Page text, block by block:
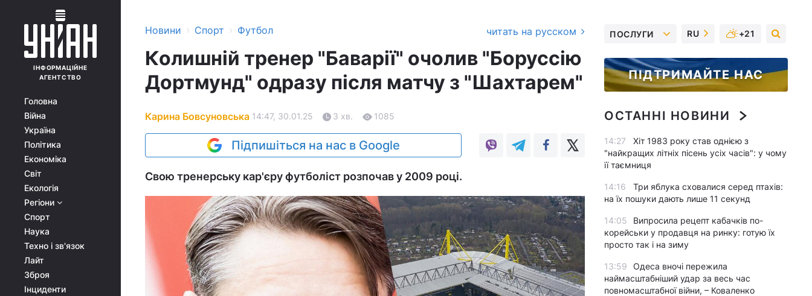
ІНФОРМАЦІЙНЕ
АГЕНТСТВО
Головна
Війна
Україна
Політика
Економіка
Світ
Екологія
Регіони
Спорт
Наука
Техно і зв'язок
Лайт
Зброя
Інциденти
Новини › Спорт › Футбол читать на русском
Колишній тренер "Баварії" очолив "Боруссію
Дортмунд" одразу після матчу з "Шахтарем"
Карина Бовсуновська 14:47, 30.01.25 3 хв. 1085
Підпишіться на нас в Google
Свою тренерську кар'єру футболіст розпочав у 2009 році.
ПОСЛУГИ RU +21
ПІДТРИМАЙТЕ НАС
ОСТАННІ НОВИНИ
14:27
Хіт 1983 року став однією з
"найкращих літніх пісень усіх часів": у чому
її таємниця
14:16
Три яблука сховалися серед птахів:
на їх пошуки дають лише 11 секунд
14:05
Випросила рецепт кабачків по-
корейськи у продавця на ринку: готую їх
просто так і на зиму
13:59
Одеса вночі пережила
наймасштабніший удар за весь час
повномасштабної війни, – Коваленко